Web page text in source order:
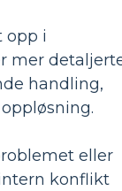
opp i
mer
handling,
eller
konflikt